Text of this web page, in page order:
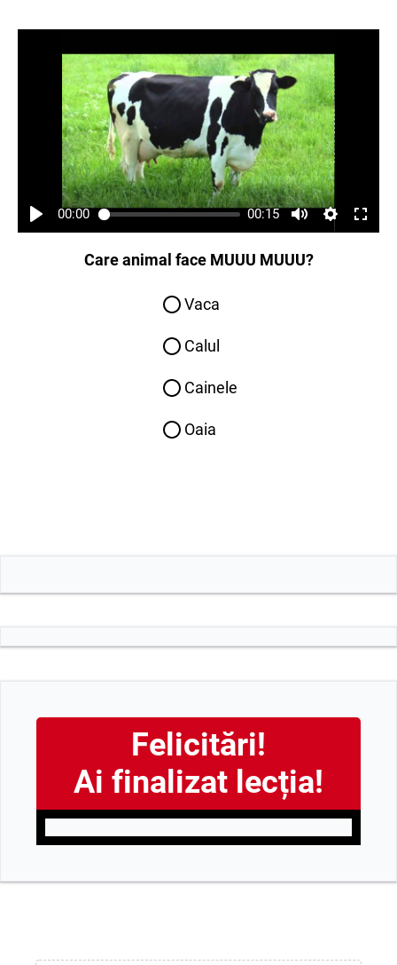
00:00 00:15
Care animal face MUUU MUUU?
Vaca
Calul
Cainele
Oaia
Felicitări!
Ai finalizat lecția!